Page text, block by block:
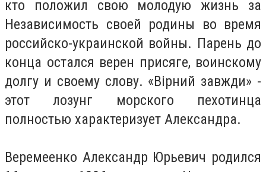
кто положил свою молодую жизнь за
Независимость своей родины во время
российско-украинской войны. Парень до
конца остался верен присяге, воинскому
долгу и своему слову. «Вірний завжди» -
этот лозунг морского пехотинца
полностью характеризует Александра.
Веремеенко Александр Юрьевич родился